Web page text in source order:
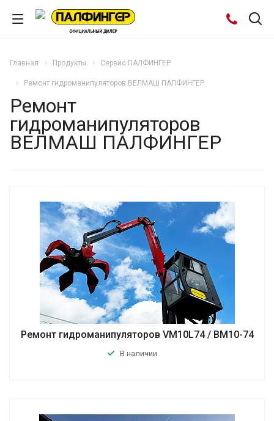
Главная Продукты Cервис ПАЛФИНГЕР
Ремонт гидроманипуляторов ВЕЛМАШ ПАЛФИНГЕР
Ремонт
гидроманипуляторов
ВЕЛМАШ ПАЛФИНГЕР
Ремонт гидроманипуляторов VM10L74 / ВМ10-74
В наличии